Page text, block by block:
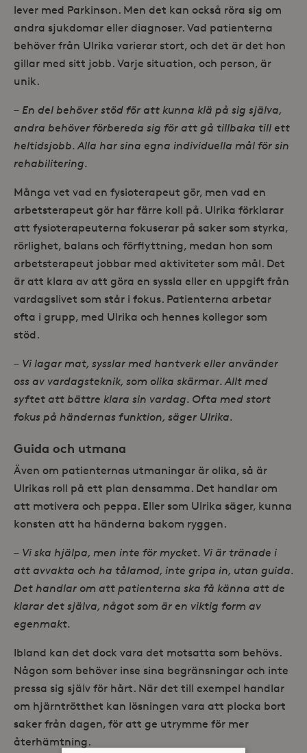
lever med Parkinson. Men det kan också röra sig om
andra sjukdomar eller diagnoser. Vad patienterna
behöver från Ulrika varierar stort, och det är det hon
gillar med sitt jobb. Varje situation, och person, är
unik.
– En del behöver stöd för att kunna klä på sig själva,
andra behöver förbereda sig för att gå tillbaka till ett
heltidsjobb. Alla har sina egna individuella mål för sin
rehabilitering.
Många vet vad en fysioterapeut gör, men vad en
arbetsterapeut gör har färre koll på. Ulrika förklarar
att fysioterapeuterna fokuserar på saker som styrka,
rörlighet, balans och förflyttning, medan hon som
arbetsterapeut jobbar med aktiviteter som mål. Det
är att klara av att göra en syssla eller en uppgift från
vardagslivet som står i fokus. Patienterna arbetar
ofta i grupp, med Ulrika och hennes kollegor som
stöd.
– Vi lagar mat, sysslar med hantverk eller använder
oss av vardagsteknik, som olika skärmar. Allt med
syftet att bättre klara sin vardag. Ofta med stort
fokus på händernas funktion, säger Ulrika.
Guida och utmana
Även om patienternas utmaningar är olika, så är
Ulrikas roll på ett plan densamma. Det handlar om
att motivera och peppa. Eller som Ulrika säger, kunna
konsten att ha händerna bakom ryggen.
– Vi ska hjälpa, men inte för mycket. Vi är tränade i
att avvakta och ha tålamod, inte gripa in, utan guida.
Det handlar om att patienterna ska få känna att de
klarar det själva, något som är en viktig form av
egenmakt.
Ibland kan det dock vara det motsatta som behövs.
Någon som behöver inse sina begränsningar och inte
pressa sig själv för hårt. När det till exempel handlar
om hjärntrötthet kan lösningen vara att plocka bort
saker från dagen, för att ge utrymme för mer
återhämtning.